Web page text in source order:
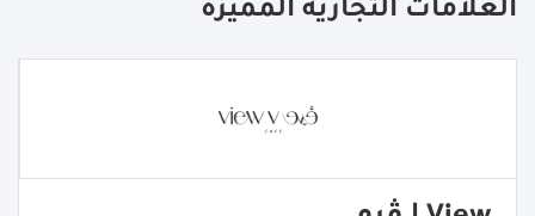
العلامات التجارية المميزة